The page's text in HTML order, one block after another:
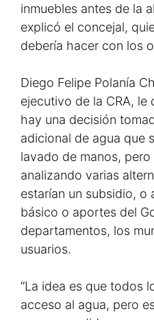
inmuebles antes de la
explicó el concejal,
debería hacer con los
Diego Felipe Polanía
ejecutivo de la CRA, le
hay una decisión
adicional de agua que
lavado de manos, pero
analizando varias
estarían un subsidio, o
básico o aportes del
departamentos, los
usuarios.
“La idea es que todos
acceso al agua, pero